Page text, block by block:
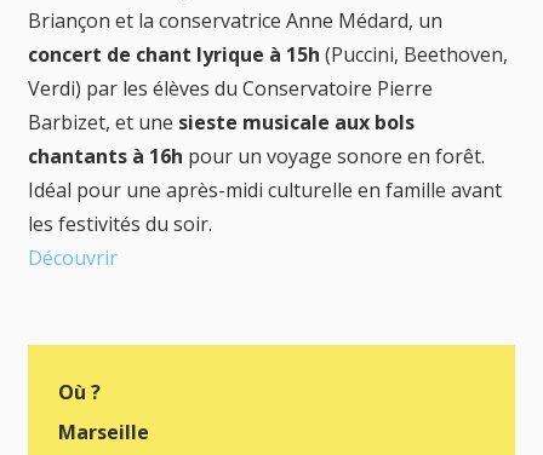
Briançon et la conservatrice Anne Médard, un
concert de chant lyrique à 15h (Puccini, Beethoven,
Verdi) par les élèves du Conservatoire Pierre
Barbizet, et une sieste musicale aux bols
chantants à 16h pour un voyage sonore en forêt.
Idéal pour une après-midi culturelle en famille avant
les festivités du soir.
Découvrir
Où ?
Marseille